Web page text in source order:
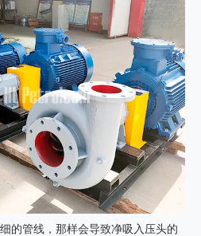
的管线，那样会导致净吸入压头的